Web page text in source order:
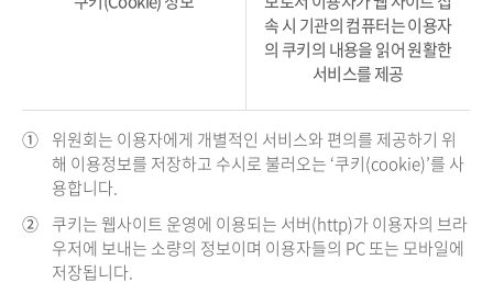
속 시 기관의 컴퓨터는 이용자
의 쿠키의 내용을 읽어 원활한
서비스를 제공
① 위원회는 이용자에게 개별적인 서비스와 편의를 제공하기 위
해 이용정보를 저장하고 수시로 불러오는 ‘쿠키(cookie)’를 사
용합니다.
② 쿠키는 웹사이트 운영에 이용되는 서버(http)가 이용자의 브라
우저에 보내는 소량의 정보이며 이용자들의 PC 또는 모바일에
저장됩니다.